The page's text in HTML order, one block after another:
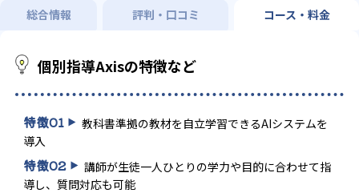
総合情報 評判・口コミ コース・料金
個別指導Axisの特徴など
特徴01
教科書準拠の教材を自立学習できるAIシステムを
導入
特徴02
講師が生徒一人ひとりの学力や目的に合わせて指
導し、質問対応も可能